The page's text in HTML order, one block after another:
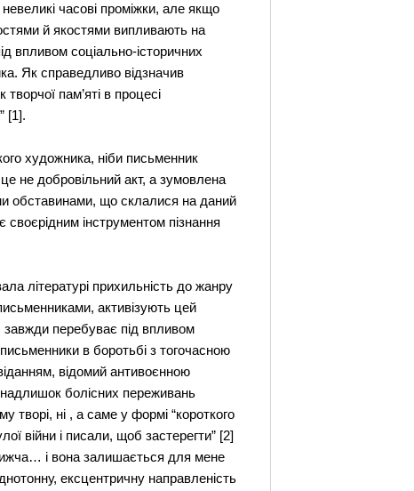
часові проміжки, але якщо
й якостями випливають на
впливом соціально-історичних
Як справедливо відзначив
пам’яті в процесі
[1].
художника, ніби письменник
не добровільний акт, а зумовлена
обставинами, що склалися на даний
інструментом пізнання
літературі прихильність до жанру
активізують цей
перебуває під впливом
в боротьбі з тогочасною
відомий антивоєнною
надлишок болісних переживань
творі, ні , а саме у формі “короткого
війни і писали, щоб застерегти” [2]
і вона залишається для мене
ексцентричну направленість